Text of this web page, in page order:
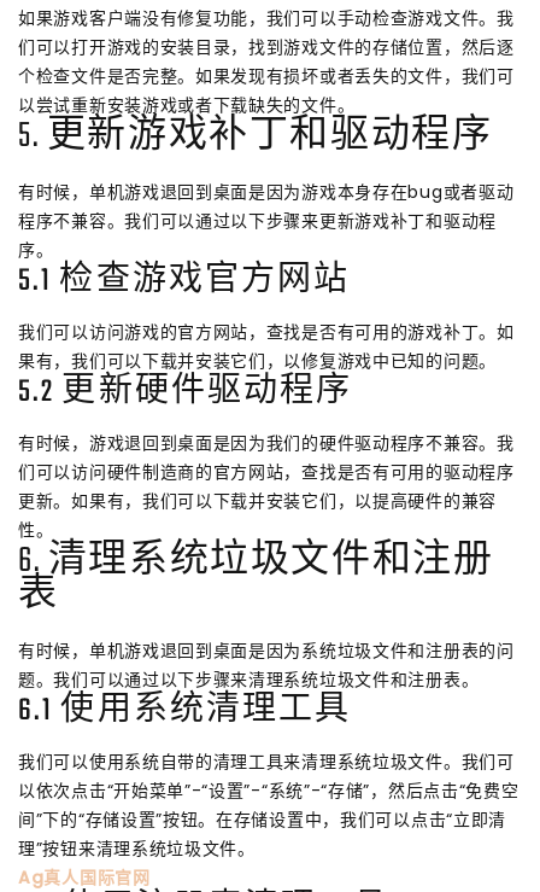
如果游戏客户端没有修复功能，我们可以手动检查游戏文件。我
们可以打开游戏的安装目录，找到游戏文件的存储位置，然后逐
个检查文件是否完整。如果发现有损坏或者丢失的文件，我们可
以尝试重新安装游戏或者下载缺失的文件。
5. 更新游戏补丁和驱动程序
有时候，单机游戏退回到桌面是因为游戏本身存在bug或者驱动
程序不兼容。我们可以通过以下步骤来更新游戏补丁和驱动程
序。
5.1 检查游戏官方网站
我们可以访问游戏的官方网站，查找是否有可用的游戏补丁。如
果有，我们可以下载并安装它们，以修复游戏中已知的问题。
5.2 更新硬件驱动程序
有时候，游戏退回到桌面是因为我们的硬件驱动程序不兼容。我
们可以访问硬件制造商的官方网站，查找是否有可用的驱动程序
更新。如果有，我们可以下载并安装它们，以提高硬件的兼容
性。
6. 清理系统垃圾文件和注册
表
有时候，单机游戏退回到桌面是因为系统垃圾文件和注册表的问
题。我们可以通过以下步骤来清理系统垃圾文件和注册表。
6.1 使用系统清理工具
我们可以使用系统自带的清理工具来清理系统垃圾文件。我们可
以依次点击“开始菜单”-“设置”-“系统”-“存储”，然后点击“免费空
间”下的“存储设置”按钮。在存储设置中，我们可以点击“立即清
理”按钮来清理系统垃圾文件。
Ag真人国际官网